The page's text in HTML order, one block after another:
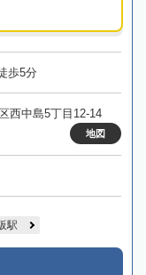
歩5分
西中島5丁目12-14
地図
駅